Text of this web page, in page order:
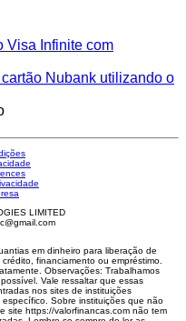
Visa Infinite com
Nubank utilizando o
LIMITED
em dinheiro para liberação de
financiamento ou empréstimo.
Observações: Trabalhamos
Vale ressaltar que essas
nos sites de instituições
Sobre instituições que não
site https://valorfinancas.com não tem